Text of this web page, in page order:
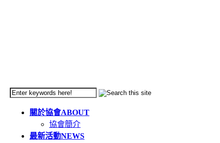
關於協會ABOUT
協會簡介
最新活動NEWS